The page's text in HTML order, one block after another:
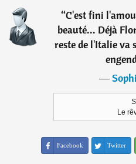
“C'est fini
beauté... Déjà
reste de l'Italie va
―
Le
Facebook Twitter